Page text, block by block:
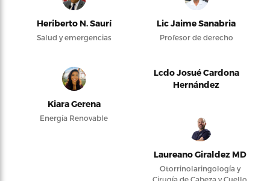
Heriberto N. Saurí
Salud y emergencias
Lic Jaime Sanabria
Profesor de derecho
Kiara Gerena
Energía Renovable
Lcdo Josué Cardona
Hernández
Laureano Giraldez MD
Otorrinolaringología y
Cirugía de Cabeza y Cuello